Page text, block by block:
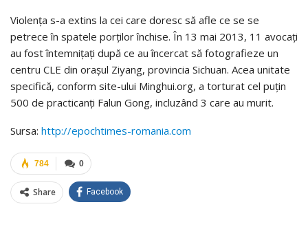
Violenţa s-a extins la cei care doresc să afle ce se se
petrece în spatele porţilor închise. În 13 mai 2013, 11 avocaţi
au fost întemniţaţi după ce au încercat să fotografieze un
centru CLE din oraşul Ziyang, provincia Sichuan. Acea unitate
specifică, conform site-ului Minghui.org, a torturat cel puţin
500 de practicanţi Falun Gong, incluzând 3 care au murit.
Sursa: http://epochtimes-romania.com
0
784
Share Facebook